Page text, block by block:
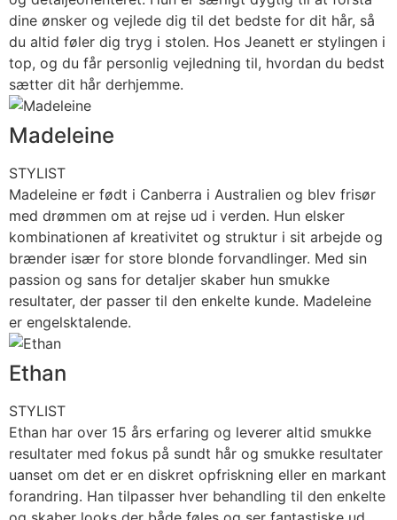
dine ønsker og vejlede dig til det bedste for dit hår, så
du altid føler dig tryg i stolen. Hos Jeanett er stylingen i
top, og du får personlig vejledning til, hvordan du bedst
sætter dit hår derhjemme.
Madeleine
STYLIST
Madeleine er født i Canberra i Australien og blev frisør
med drømmen om at rejse ud i verden. Hun elsker
kombinationen af kreativitet og struktur i sit arbejde og
brænder især for store blonde forvandlinger. Med sin
passion og sans for detaljer skaber hun smukke
resultater, der passer til den enkelte kunde. Madeleine
er engelsktalende.
Ethan
STYLIST
Ethan har over 15 års erfaring og leverer altid smukke
resultater med fokus på sundt hår og smukke resultater
uanset om det er en diskret opfriskning eller en markant
forandring. Han tilpasser hver behandling til den enkelte